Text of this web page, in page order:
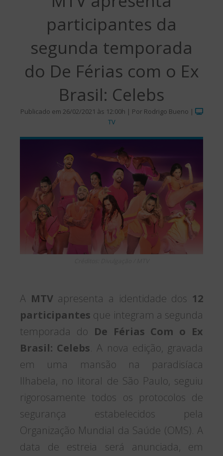
participantes da
segunda temporada
do De Férias com o Ex
Brasil: Celebs
Publicado em 26/02/2021 às 12:00h | Por Rodrigo Bueno |
TV
A MTVapresenta a identidade dos 12
participantes que integram a segunda
temporada do De Férias Com o Ex
Brasil: Celebs. A nova edição, gravada
em uma mansão na paradisíaca
Ilhabela, no litoral de São Paulo, seguiu
rigorosamente todos os protocolos de
segurança estabelecidos pela
Organização Mundial da Saúde (OMS). A
data de estreia será anunciada, em